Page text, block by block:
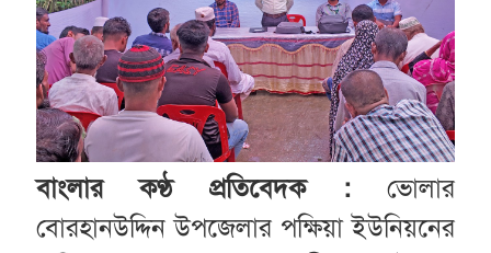
বাংলার কণ্ঠ প্রতিবেদক :ভোলার
বোরহানউদ্দিন উপজেলার পক্ষিয়া ইউনিয়নের